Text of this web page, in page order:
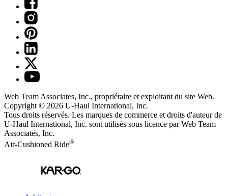
Web Team Associates, Inc., propriétaire et exploitant du site Web.
Copyright © 2026 U-Haul International, Inc.
Tous droits réservés. Les marques de commerce et droits d'auteur de
U-Haul International, Inc. sont utilisés sous licence par Web Team
Associates, Inc.
Air-Cushioned Ride®